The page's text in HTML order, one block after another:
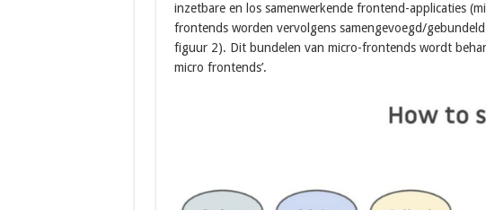
inzetbare en los samenwerkende frontend-applicaties
frontends worden vervolgens samengevoegd/
figuur 2). Dit bundelen van micro-frontends wordt
micro frontends’.